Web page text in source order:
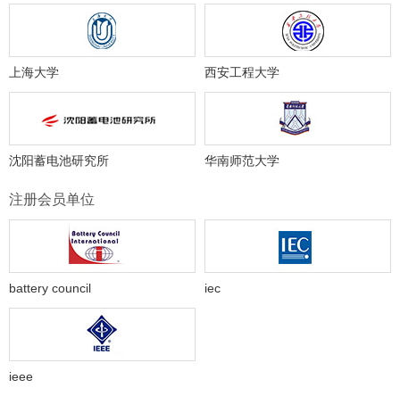
上海大学 西安工程大学
沈阳蓄电池研究所 华南师范大学
注册会员单位
battery council iec
ieee